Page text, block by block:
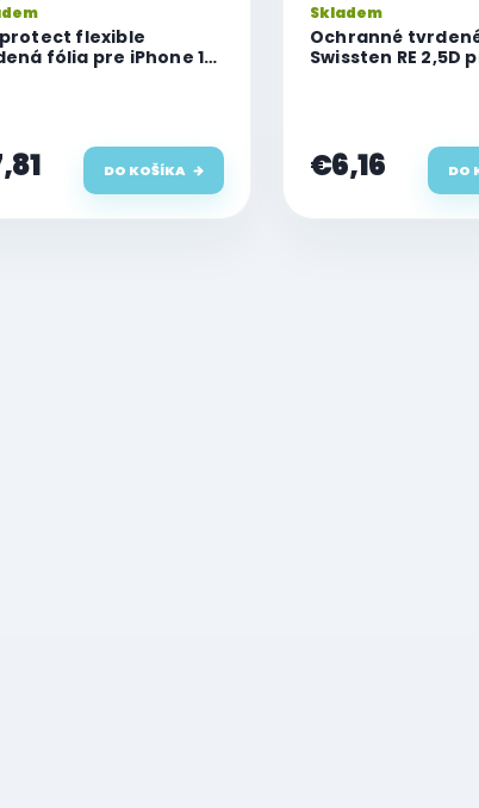
flexible
fólia pre iPhone 14
DO KOŠÍKA
Ochranné
Swissten RE 2,5D
Skladem
€6,16 DO